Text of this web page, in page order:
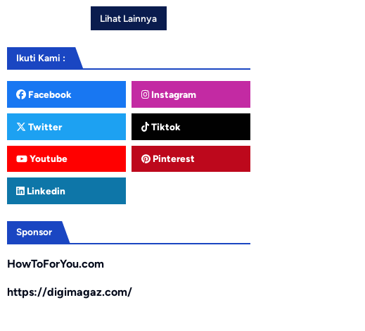
Lihat Lainnya
Ikuti Kami :
Facebook Instagram
Twitter Tiktok
Youtube Pinterest
Linkedin
Sponsor
HowToForYou.com
https://digimagaz.com/